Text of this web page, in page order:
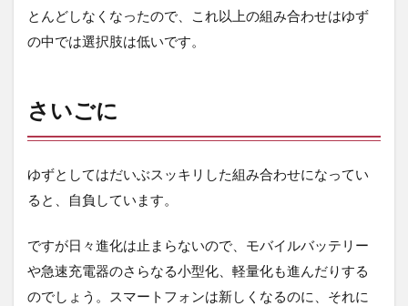
とんどしなくなったので、これ以上の組み合わせはゆず
の中では選択肢は低いです。
さいごに
ゆずとしてはだいぶスッキリした組み合わせになってい
ると、自負しています。
ですが日々進化は止まらないので、モバイルバッテリー
や急速充電器のさらなる小型化、軽量化も進んだりする
のでしょう。スマートフォンは新しくなるのに、それに